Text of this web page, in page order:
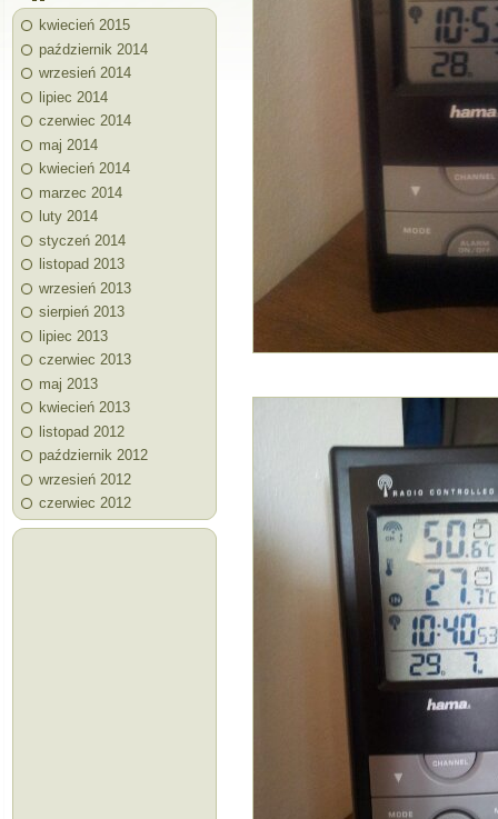
kwiecień 2015
październik 2014
wrzesień 2014
lipiec 2014
czerwiec 2014
maj 2014
kwiecień 2014
marzec 2014
luty 2014
styczeń 2014
listopad 2013
wrzesień 2013
sierpień 2013
lipiec 2013
czerwiec 2013
maj 2013
kwiecień 2013
listopad 2012
październik 2012
wrzesień 2012
czerwiec 2012